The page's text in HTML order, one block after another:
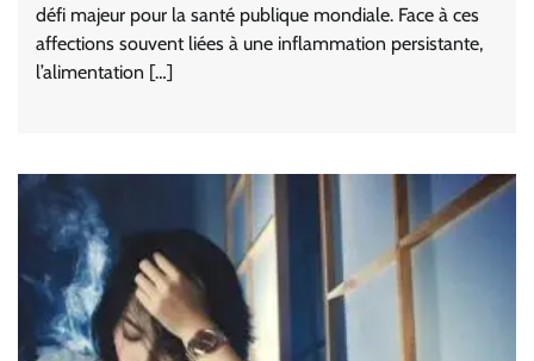
défi majeur pour la santé publique mondiale. Face à ces
affections souvent liées à une inflammation persistante,
l’alimentation […]